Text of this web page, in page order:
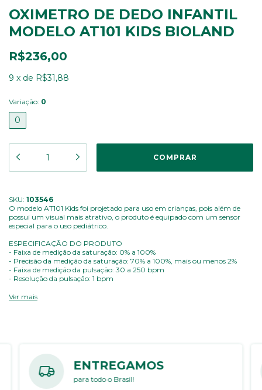
OXIMETRO DE DEDO INFANTIL
MODELO AT101 KIDS BIOLAND
R$236,00
9 x de R$31,88
Variação: 0
0
SKU: 103546
O modelo AT101 Kids foi projetado para uso em crianças, pois além de
possui um visual mais atrativo, o produto é equipado com um sensor
especial para o uso pediátrico.
ESPECIFICAÇÃO DO PRODUTO
- Faixa de medição da saturação: 0% a 100%
- Precisão da medição da saturação: 70% a 100%, mais ou menos 2%
- Faixa de medição da pulsação: 30 a 250 bpm
- Resolução da pulsação: 1 bpm
maior.
Ver mais
ENTREGAMOS
para todo o Brasil!